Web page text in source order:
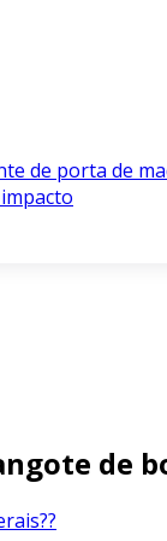
de porta de
de